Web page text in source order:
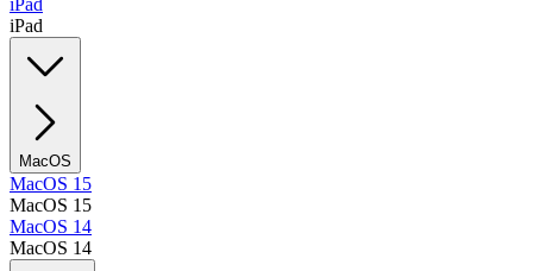
iPad
MacOS
MacOS 15
MacOS 15
MacOS 14
MacOS 14